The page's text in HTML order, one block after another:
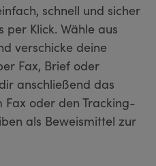
schnell und sicher
Klick. Wähle aus
verschicke deine
Fax, Brief oder
anschließend das
Fax oder den Tracking-
als Beweismittel zur